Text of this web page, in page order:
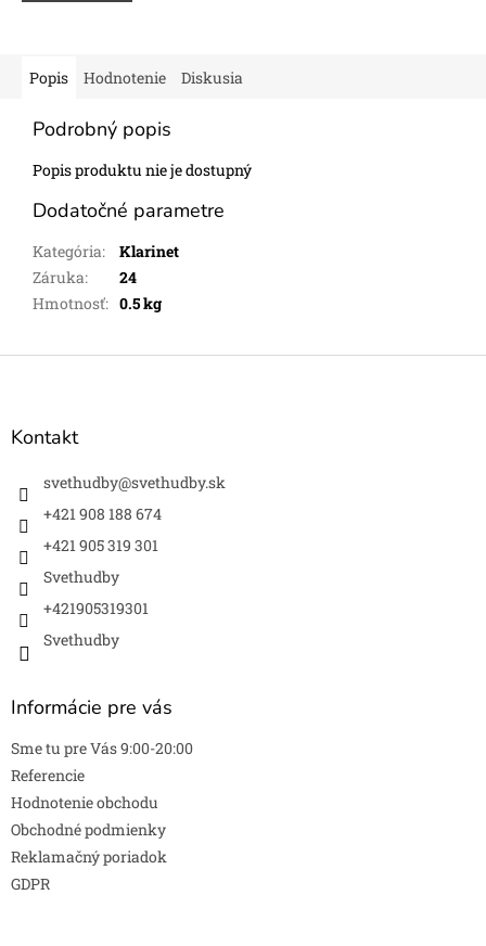
Popis Hodnotenie Diskusia
Podrobný popis
Popis produktu nie je dostupný
Dodatočné parametre
Kategória:
Klarinet
Záruka:
24
Hmotnosť: 0.5 kg
Z
Kontakt
svethudby@svethudby.sk
+421 908 188 674
+421 905 319 301
Svethudby
+421905319301
Svethudby
Informácie pre vás
Sme tu pre Vás 9:00-20:00
Referencie
Hodnotenie obchodu
Obchodné podmienky
Reklamačný poriadok
GDPR